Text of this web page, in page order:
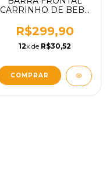
CARRINHO DE BEBÊ
MAXI-COSI PEÇA
REPOSIÇÃO
R$299,90
12x de R$30,52
COMPRAR